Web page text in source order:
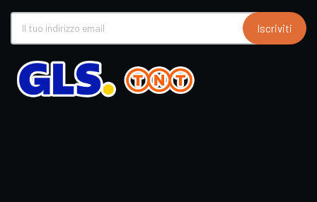
Iscriviti